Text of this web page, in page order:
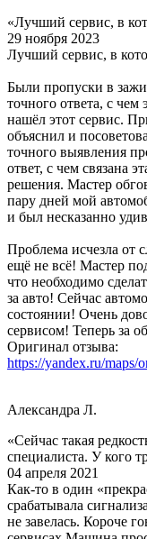
«Лучший сервис, в
29 ноября 2023
Лучший сервис, в
Были пропуски в
точного ответа, с чем
нашёл этот сервис.
объяснил и
точного выявления
ответ, с чем связана
решения. Мастер
пару дней мой
и был несказанно
Проблема исчезла от
ещё не всё! Мастер
что необходимо
за авто! Сейчас
состоянии! Очень
сервисом! Теперь за
Оригинал отзыва:
https://yandex.ru/maps/
Александра Л.
«Сейчас такая
специалиста. У кого
04 апреля 2021
Как-то в один
срабатывала
не завелась. Короче